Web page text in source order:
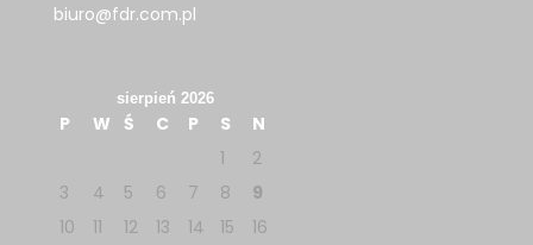
biuro@fdr.com.pl
sierpień 2026
P W Ś C P S
N
1
2
3
4 5 6 7 8
9
10
11 12 13 14 15 16